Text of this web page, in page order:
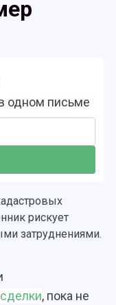
одном письме
рискует
затруднениями.
, пока не